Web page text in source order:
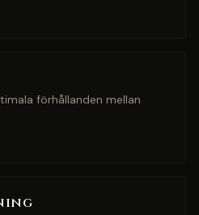
förhållanden mellan